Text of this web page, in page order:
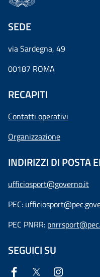
SEDE
via Sardegna, 49
00187 ROMA
RECAPITI
Contatti operativi
Organizzazione
INDIRIZZI DI POSTA
ufficiosport@governo.it
PEC:
PEC PNRR:
SEGUICI SU